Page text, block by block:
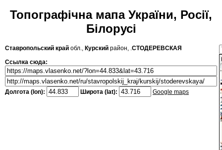
Топографічна мапа України, Росії,
Білорусі
Ставропольский край обл., Курский район, .СТОДЕРЕВСКАЯ
Ссылка сюда:
Долгота (lon): Широта (lat): Google maps